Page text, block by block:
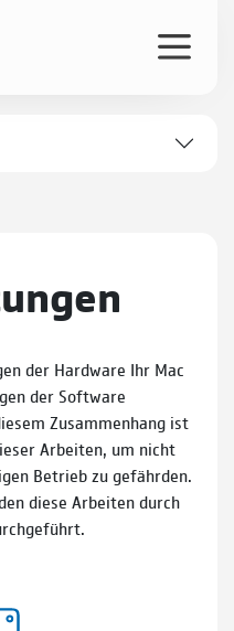
der Hardware Ihr Mac
der Software
Zusammenhang ist
Arbeiten, um nicht
Betrieb zu gefährden.
diese Arbeiten durch